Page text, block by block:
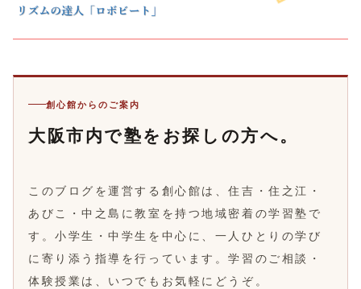
創心館からのご案内
大阪市内で塾をお探しの方へ。
このブログを運営する創心館は、住吉・住之江・
あびこ・中之島に教室を持つ地域密着の学習塾で
す。小学生・中学生を中心に、一人ひとりの学び
に寄り添う指導を行っています。学習のご相談・
体験授業は、いつでもお気軽にどうぞ。